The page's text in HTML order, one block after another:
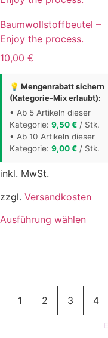
Die
der
Baumwollstoffbeutel –
Enjoy the process.
10,00 €
💡 Mengenrabatt sichern
(Kategorie-Mix erlaubt):
• Ab 5 Artikeln dieser
Kategorie: 9,50€ / Stk.
• Ab 10 Artikeln dieser
Kategorie: 9,00€ / Stk.
inkl. MwSt.
zzgl. Versandkosten
Ausführung wählen
Die
1 2 3 4